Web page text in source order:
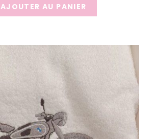
AJOUTER AU PANIER